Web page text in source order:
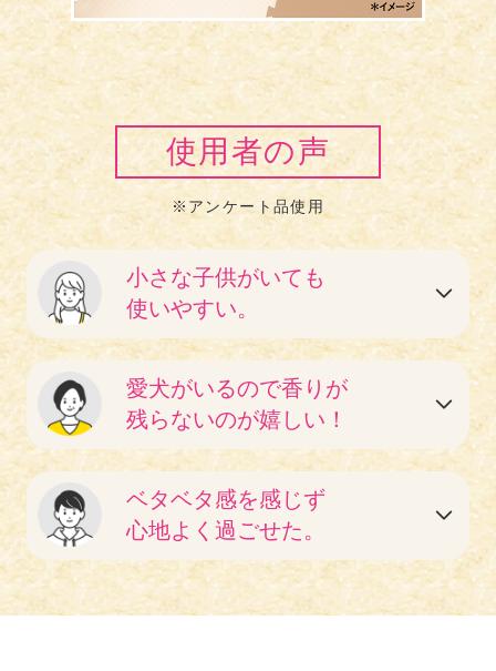
使用者の声
※アンケート品使用
小さな子供がいても
使いやすい。
愛犬がいるので香りが
残らないのが嬉しい！
ベタベタ感を感じず
心地よく過ごせた。